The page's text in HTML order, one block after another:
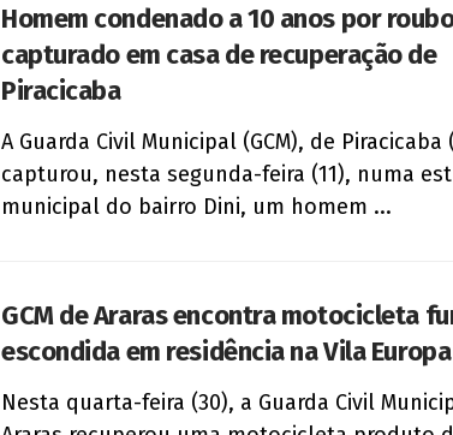
Homem condenado a 10 anos por
capturado em casa de recuperação de
Piracicaba
A Guarda Civil Municipal (GCM), de Piracicaba
capturou, nesta segunda-feira (11), numa
municipal do bairro Dini, um homem ...
GCM de Araras encontra motocicleta
escondida em residência na Vila Europa
Nesta quarta-feira (30), a Guarda Civil